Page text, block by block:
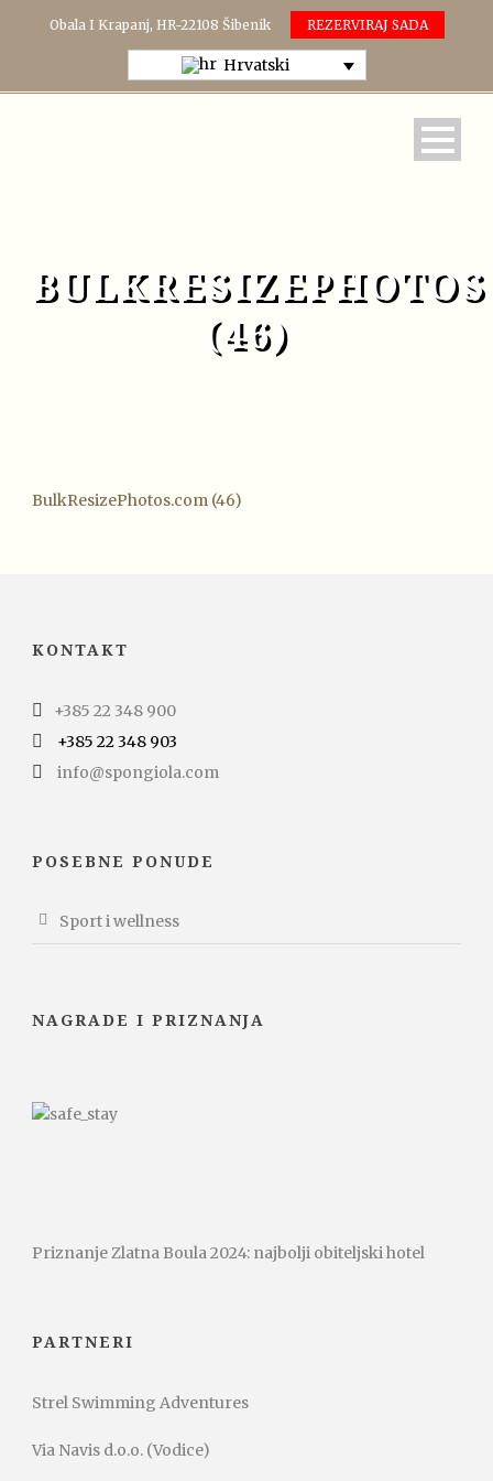
Obala I Krapanj, HR-22108 Šibenik REZERVIRAJ SADA
Hrvatski
(46)
BulkResizePhotos.com (46)
KONTAKT
+385 22 348 900
+385 22 348 903
info@spongiola.com
POSEBNE PONUDE
Sport i wellness
NAGRADE I PRIZNANJA
Priznanje Zlatna Boula 2024: najbolji obiteljski hotel
PARTNERI
Strel Swimming Adventures
Via Navis d.o.o. (Vodice)